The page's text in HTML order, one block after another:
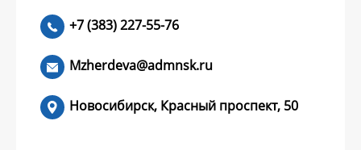
+7 (383) 227-55-76
Mzherdeva@admnsk.ru
Новосибирск, Красный проспект, 50